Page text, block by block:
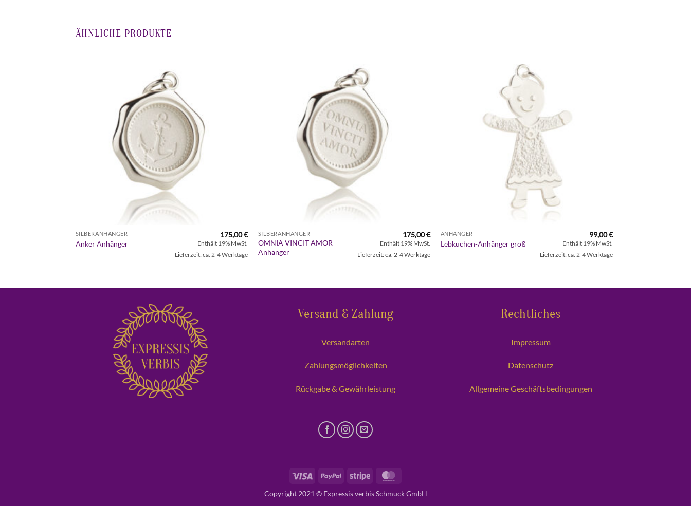
ÄHNLICHE PRODUKTE
SILBERANHÄNGER
Anker Anhänger
175,00€
Enthält 19% MwSt.
Lieferzeit: ca. 2-4 Werktage
SILBERANHÄNGER
OMNIA VINCIT AMOR
Anhänger
175,00€
Enthält 19% MwSt.
Lieferzeit: ca. 2-4 Werktage
ANHÄNGER
Lebkuchen-Anhänger groß
99,00€
Enthält 19% MwSt.
Lieferzeit: ca. 2-4 Werktage
Versand & Zahlung
Versandarten
Zahlungsmöglichkeiten
Rückgabe & Gewährleistung
Rechtliches
Impressum
Datenschutz
Allgemeine Geschäftsbedingungen
Visa PayPal Stripe
Copyright 2021 © Expressis verbis Schmuck GmbH